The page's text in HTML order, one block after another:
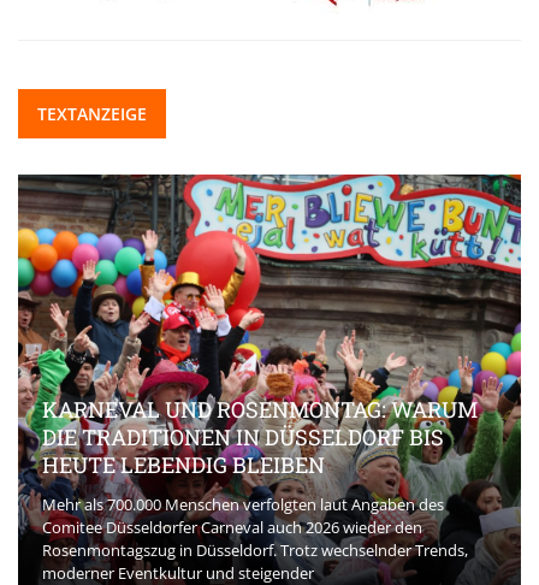
TEXTANZEIGE
KARNEVAL UND ROSENMONTAG: WARUM
DIE TRADITIONEN IN DÜSSELDORF BIS
HEUTE LEBENDIG BLEIBEN
Mehr als 700.000 Menschen verfolgten laut Angaben des
Comitee Düsseldorfer Carneval auch 2026 wieder den
Rosenmontagszug in Düsseldorf. Trotz wechselnder Trends,
moderner Eventkultur und steigender